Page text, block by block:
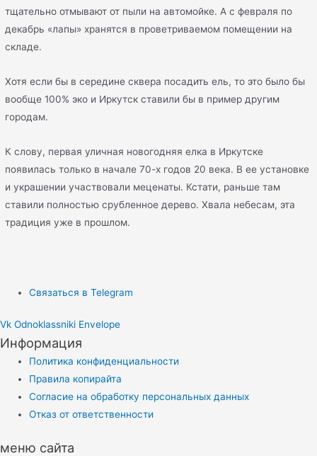
тщательно отмывают от пыли на автомойке. А с февраля по
декабрь «лапы» хранятся в проветриваемом помещении на
складе.
Хотя если бы в середине сквера посадить ель, то это было бы
вообще 100% эко и Иркутск ставили бы в пример другим
городам.
К слову, первая уличная новогодняя елка в Иркутске
появилась только в начале 70-х годов 20 века. В ее установке
и украшении участвовали меценаты. Кстати, раньше там
ставили полностью срубленное дерево. Хвала небесам, эта
традиция уже в прошлом.
Связаться в Telegram
Vk Odnoklassniki Envelope
Информация
Политика конфиденциальности
Правила копирайта
Согласие на обработку персональных данных
Отказ от ответственности
меню сайта